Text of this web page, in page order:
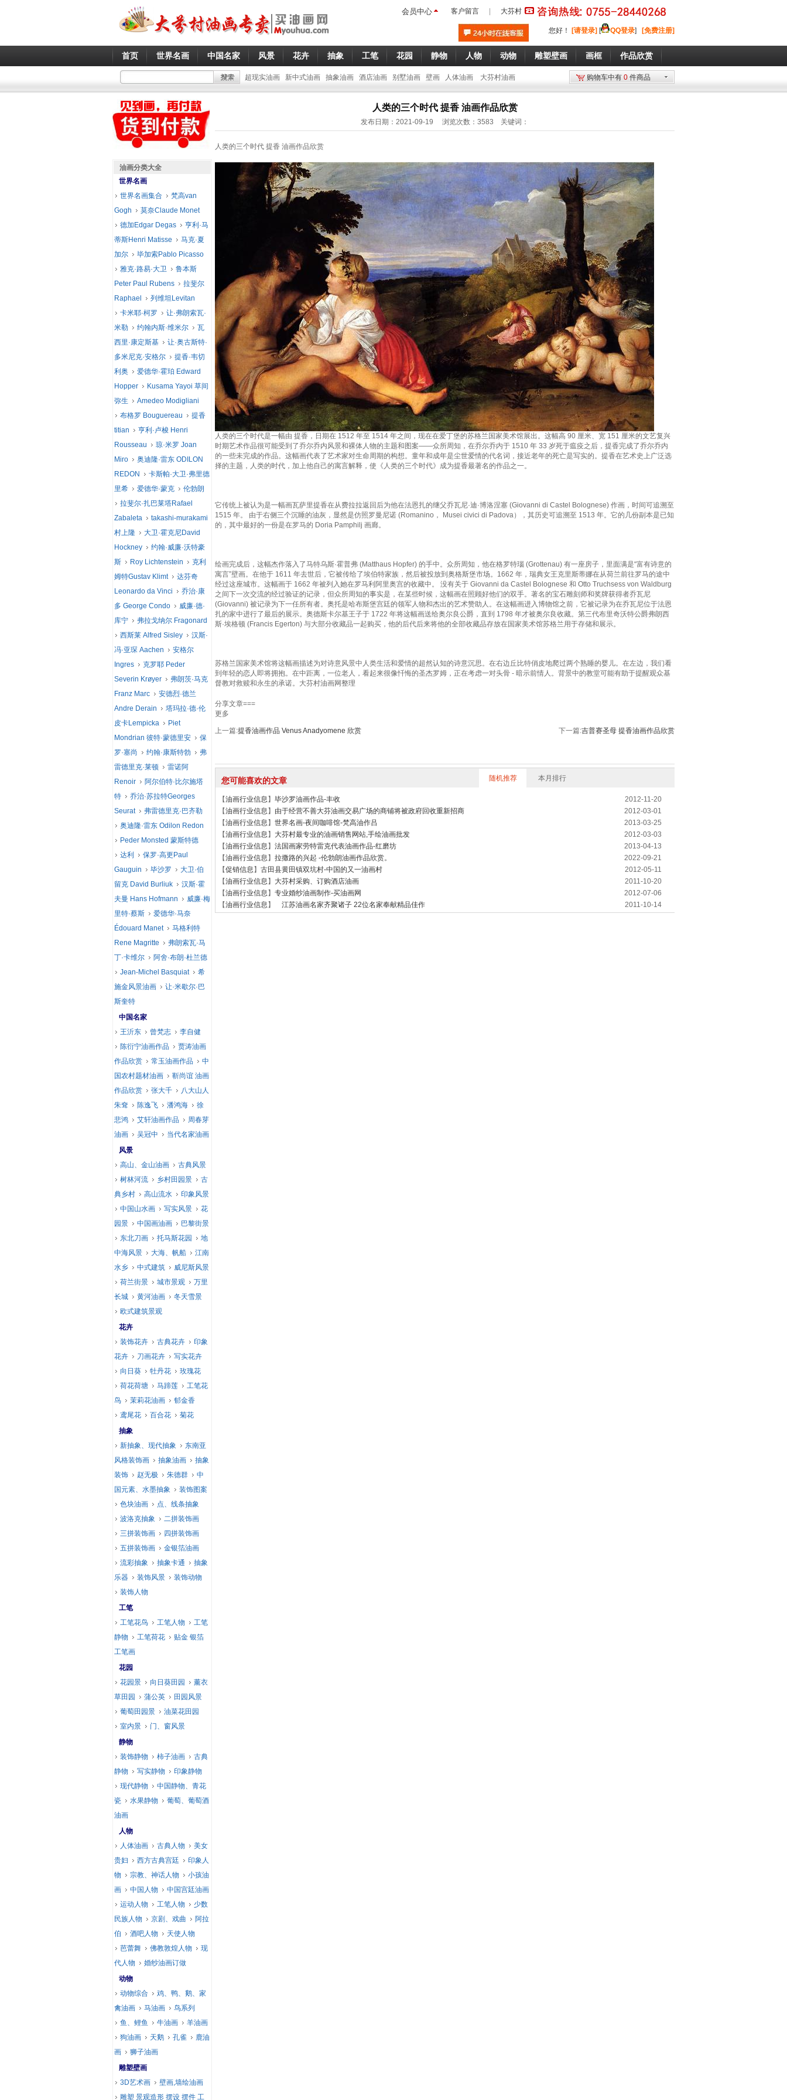
会员中心 客户留言 大芬村
您好 ！ [请登录] [ QQ登录] [免费注册]
首页 世界名画 中国名家 风景 花卉 抽象 工笔 花园 静物 人物 动物 雕塑壁画 画框 作品欣赏
超现实油画 新中式油画 抽象油画 酒店油画 别墅油画 壁画 人体油画 大芬村油画 购物车中有 0 件商品
人类的三个时代 提香 油画作品欣赏
发布日期：2021-09-19 浏览次数：3583 关键词：
人类的三个时代 提香 油画作品欣赏
人类的三个时代是一幅由 提香，日期在 1512 年至 1514 年之间，现在在爱丁堡的苏格兰国家美术馆展出。这幅高 90 厘米、宽 151 厘米的文艺复兴
时期艺术作品很可能受到了乔尔乔内风景和裸体人物的主题和图案——众所周知，在乔尔乔内于 1510 年 33 岁死于瘟疫之后，提香完成了乔尔乔内
的一些未完成的作品。这幅画代表了艺术家对生命周期的构想。童年和成年是尘世爱情的代名词，接近老年的死亡是写实的。提香在艺术史上广泛选
择的主题，人类的时代，加上他自己的寓言解释，使《人类的三个时代》成为提香最著名的作品之一。
它传统上被认为是一幅画瓦萨里提香在从费拉拉返回后为他在法恩扎的继父乔瓦尼·迪·博洛涅塞 (Giovanni di Castel Bolognese) 作画，时间可追溯至
1515 年。 由于右侧三个沉睡的油灰，显然是仿照罗曼尼诺 (Romanino， Musei civici di Padova），其历史可追溯至 1513 年。它的几份副本是已知
的，其中最好的一份是在罗马的 Doria Pamphilj 画廊。
绘画完成后，这幅杰作落入了马特乌斯·霍普弗 (Matthaus Hopfer) 的手中。众所周知，他在格罗特瑙 (Grottenau) 有一座房子，里面满是“富有诗意的
寓言”壁画。在他于 1611 年去世后，它被传给了埃伯特家族，然后被投放到奥格斯堡市场。1662 年，瑞典女王克里斯蒂娜在从荷兰前往罗马的途中
经过这座城市。这幅画于 1662 年被列入她在罗马利阿里奥宫的收藏中。 没有关于 Giovanni da Castel Bolognese 和 Otto Truchsess von Waldburg
之间下一次交流的经过验证的记录，但众所周知的事实是，在某些时候，这幅画在照顾好他们的双手。著名的宝石雕刻师和奖牌获得者乔瓦尼
(Giovanni) 被记录为下一任所有者。奥托是哈布斯堡宫廷的领军人物和杰出的艺术赞助人。在这幅画进入博物馆之前，它被记录为在乔瓦尼位于法恩
扎的家中进行了最后的展示。奥德斯卡尔基王子于 1722 年将这幅画送给奥尔良公爵，直到 1798 年才被奥尔良收藏。第三代布里奇沃特公爵弗朗西
斯·埃格顿 (Francis Egerton) 与大部分收藏品一起购买，他的后代后来将他的全部收藏品存放在国家美术馆苏格兰用于存储和展示。
苏格兰国家美术馆将这幅画描述为对诗意风景中人类生活和爱情的超然认知的诗意沉思。在右边丘比特俏皮地爬过两个熟睡的婴儿。在左边，我们看
到年轻的恋人即将拥抱。在中距离，一位老人，看起来很像忏悔的圣杰罗姆，正在考虑一对头骨 - 暗示前情人。背景中的教堂可能有助于提醒观众基
督教对救赎和永生的承诺。大芬村油画网整理
分享文章===
更多
上一篇:提香油画作品 Venus Anadyomene 欣赏 下一篇:吉普赛圣母 提香油画作品欣赏
您可能喜欢的文章 随机推荐 本月排行
2012-11-20
【油画行业信息 】 毕沙罗油画作品-丰收
2012-03-01
【油画行业信息 】 由于经营不善大芬油画交易广场的商铺将被政府回收重新招商
2013-03-25
【油画行业信息 】 世界名画-夜间咖啡馆-梵高油作吕
2012-03-03
【油画行业信息 】 大芬村最专业的油画销售网站,手绘油画批发
2013-04-13
【油画行业信息 】 法国画家劳特雷克代表油画作品-红磨坊
2022-09-21
【油画行业信息 】 拉撒路的兴起 -伦勃朗油画作品欣赏。
2012-05-11
【促销信息 】 古田县黄田镇双坑村-中国的又一油画村
2011-10-20
【油画行业信息 】 大芬村采购、订购酒店油画
2012-07-06
【油画行业信息 】 专业婚纱油画制作-买油画网
2011-10-14
【油画行业信息 】 江苏油画名家齐聚诸子 22位名家奉献精品佳作
油画分类大全
世界名画
世界名画集合
梵高van
Gogh
莫奈Claude Monet
德加Edgar Degas
亨利·马
蒂斯Henri Matisse
马克·夏
加尔
毕加索Pablo Picasso
雅克·路易·大卫
鲁本斯
Peter Paul Rubens
拉斐尔
Raphael
列维坦Levitan
卡米耶·柯罗
让·弗朗索瓦·
米勒
约翰内斯·维米尔
瓦
西里·康定斯基
让·奥古斯特·
多米尼克·安格尔
提香·韦切
利奥
爱德华·霍珀 Edward
Hopper
Kusama Yayoi 草间
弥生
Amedeo Modigliani
布格罗 Bouguereau
提香
titian
亨利·卢梭 Henri
Rousseau
琼·米罗 Joan
Miro
奥迪隆·雷东 ODILON
REDON
卡斯帕·大卫·弗里德
里希
爱德华·蒙克
伦勃朗
拉斐尔·扎巴莱塔Rafael
Zabaleta
takashi-murakami
村上隆
大卫·霍克尼David
Hockney
约翰·威廉·沃特豪
斯
Roy Lichtenstein
克利
姆特Gustav Klimt
达芬奇
Leonardo da Vinci
乔治·康
多 George Condo
威廉·德·
库宁
弗拉戈纳尔 Fragonard
西斯莱 Alfred Sisley
汉斯·
冯·亚琛 Aachen
安格尔
Ingres
克罗耶 Peder
Severin Krøyer
弗朗茨·马克
Franz Marc
安德烈·德兰
Andre Derain
塔玛拉·德·伦
皮卡Lempicka
Piet
Mondrian 彼特·蒙德里安
保
罗·塞尚
约翰·康斯特勃
弗
雷德里克·莱顿
雷诺阿
Renoir
阿尔伯特·比尔施塔
特
乔治·苏拉特Georges
Seurat
弗雷德里克·巴齐勒
奥迪隆·雷东 Odilon Redon
Peder Monsted 蒙斯特德
达利
保罗·高更Paul
Gauguin
毕沙罗
大卫·伯
留克 David Burliuk
汉斯·霍
夫曼 Hans Hofmann
威廉·梅
里特·蔡斯
爱德华·马奈
Édouard Manet
马格利特
Rene Magritte
弗朗索瓦·马
丁·卡维尔
阿舍·布朗·杜兰德
Jean-Michel Basquiat
希
施金风景油画
让·米歇尔·巴
斯奎特
中国名家
王沂东
曾梵志
李自健
陈衍宁油画作品
贾涛油画
作品欣赏
常玉油画作品
中
国农村题材油画
靳尚谊 油画
作品欣赏
张大千
八大山人
朱耷
陈逸飞 潘鸿海
徐
悲鸿
艾轩油画作品
周春芽
油画
吴冠中
当代名家油画
风景
高山、金山油画
古典风景
树林河流
乡村田园景
古
典乡村
高山流水
印象风景
中国山水画
写实风景
花
园景
中国画油画
巴黎街景
东北刀画
托马斯花园
地
中海风景
大海、帆船
江南
水乡
中式建筑
威尼斯风景
荷兰街景
城市景观
万里
长城
黄河油画
冬天雪景
欧式建筑景观
花卉
装饰花卉
古典花卉
印象
花卉
刀画花卉
写实花卉
向日葵
牡丹花
玫瑰花
荷花荷塘
马蹄莲
工笔花
鸟
茉莉花油画
郁金香
鸢尾花
百合花
菊花
抽象
新抽象、现代抽象
东南亚
风格装饰画
抽象油画
抽象
装饰
赵无极 朱德群
中
国元素、水墨抽象
装饰图案
色块油画
点、线条抽象
波洛克抽象
二拼装饰画
三拼装饰画
四拼装饰画
五拼装饰画
金银箔油画
流彩抽象
抽象卡通
抽象
乐器
装饰风景
装饰动物
装饰人物
工笔
工笔花鸟
工笔人物
工笔
静物
工笔荷花
贴金 银箔
工笔画
花园
花园景
向日葵田园
薰衣
草田园
蒲公英
田园风景
葡萄田园景
油菜花田园
室内景
门、窗风景
静物
装饰静物
柿子油画
古典
静物
写实静物
印象静物
现代静物
中国静物、青花
瓷
水果静物
葡萄、葡萄酒
油画
人物
人体油画
古典人物
美女
贵妇
西方古典宫廷
印象人
物
宗教、神话人物
小孩油
画
中国人物
中国宫廷油画
运动人物
工笔人物
少数
民族人物
京剧、戏曲
阿拉
伯
酒吧人物
天使人物
芭蕾舞
佛教敦煌人物
现
代人物
婚纱油画订做
动物
动物综合
鸡、鸭、鹅、家
禽油画
马油画
鸟系列
鱼、鲤鱼
牛油画
羊油画
狗油画
天鹅 孔雀
鹿油
画
狮子油画
雕塑壁画
3D艺术画
壁画,墙绘油画
雕塑 景观造形 摆设 摆件 工